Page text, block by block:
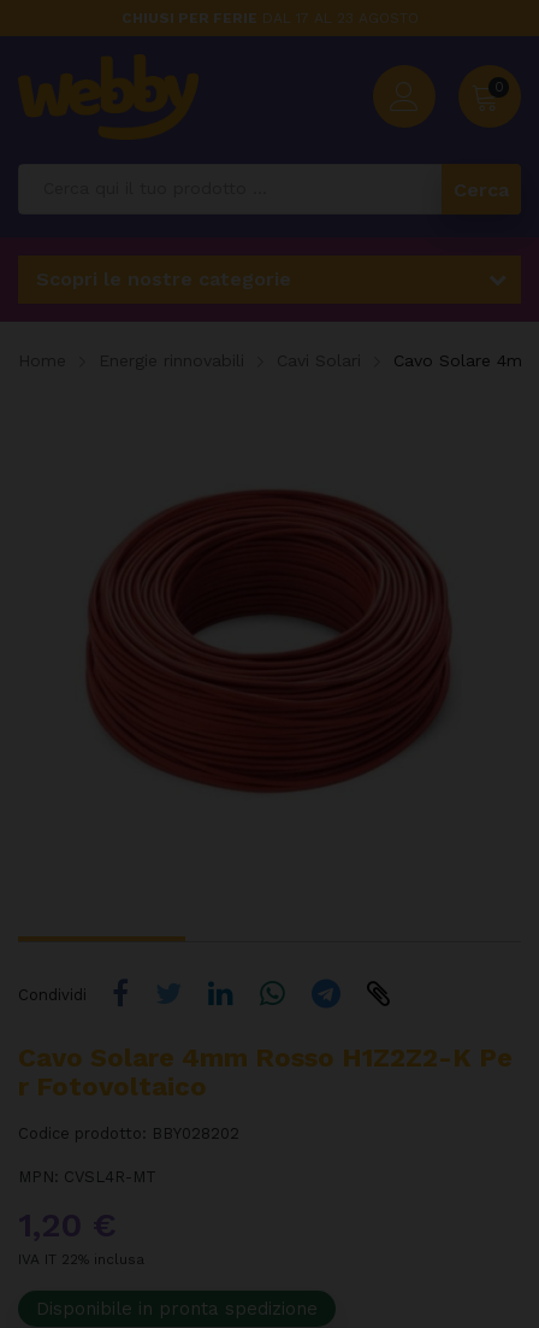
CHIUSI PER FERIE DAL 17 AL 23 AGOSTO
0
Cerca
Scopri le nostre categorie
Cavo Solare
Condividi
Cavo Solare 4mm Rosso H1Z2Z2-K Pe
R Fotovoltaico
Codice prodotto: BBY028202
MPN: CVSL4R-MT
IVA IT 22% inclusa
Disponibile in pronta spedizione